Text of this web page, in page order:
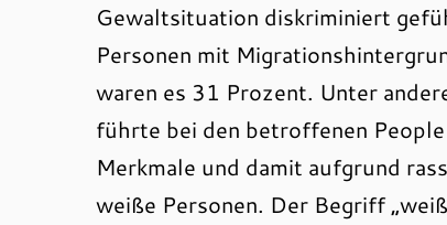
Gewaltsituation diskriminiert
Personen mit
waren es 31 Prozent. Unter
führte bei den betroffenen
Merkmale und damit aufgrund
weiße Personen. Der Begriff